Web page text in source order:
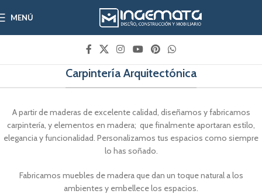
MENÚ
Carpintería Arquitectónica
A partir de maderas de excelente calidad, diseñamos y fabricamos
carpintería, y elementos en madera; que finalmente aportaran estilo,
elegancia y funcionalidad. Personalizamos tus espacios como siempre
lo has soñado.
Fabricamos muebles de madera que dan un toque natural a los
ambientes y embellece los espacios.